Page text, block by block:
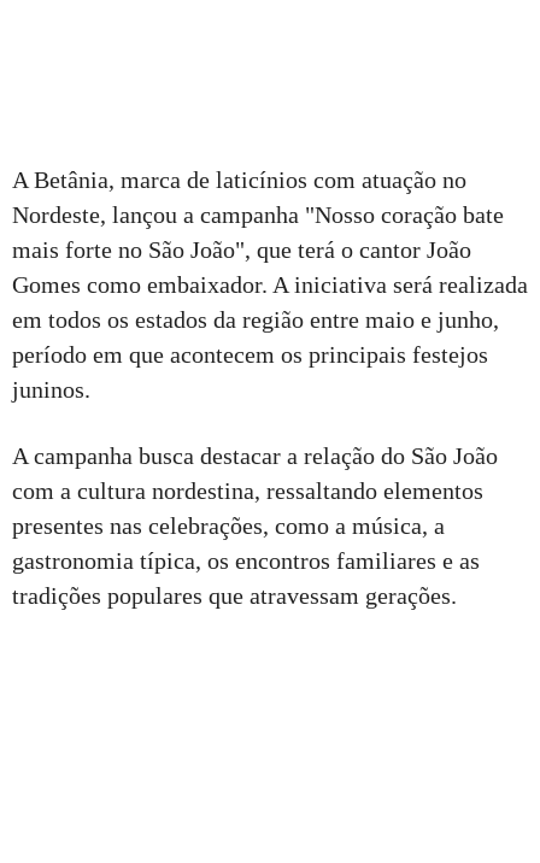
A Betânia, marca de laticínios com atuação no
Nordeste, lançou a campanha "Nosso coração bate
mais forte no São João", que terá o cantor João
Gomes como embaixador. A iniciativa será realizada
em todos os estados da região entre maio e junho,
período em que acontecem os principais festejos
juninos.
A campanha busca destacar a relação do São João
com a cultura nordestina, ressaltando elementos
presentes nas celebrações, como a música, a
gastronomia típica, os encontros familiares e as
tradições populares que atravessam gerações.